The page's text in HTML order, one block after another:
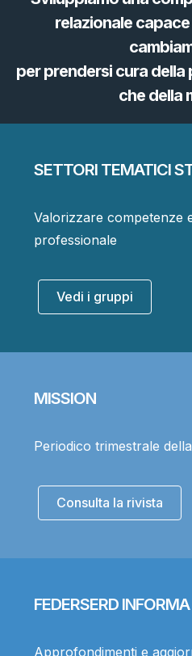
relazionale
per prendersi cura
che della
SETTORI TEMATICI
Valorizzare competenze
professionale
Vedi i gruppi
MISSION
Periodico trimestrale
Consulta la rivista
FEDERSERD INFORMA
Approfondimenti e